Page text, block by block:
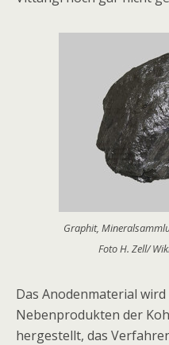
Graphit,
Foto H. Zell/
Das Anodenmaterial
Nebenprodukten der
hergestellt, das